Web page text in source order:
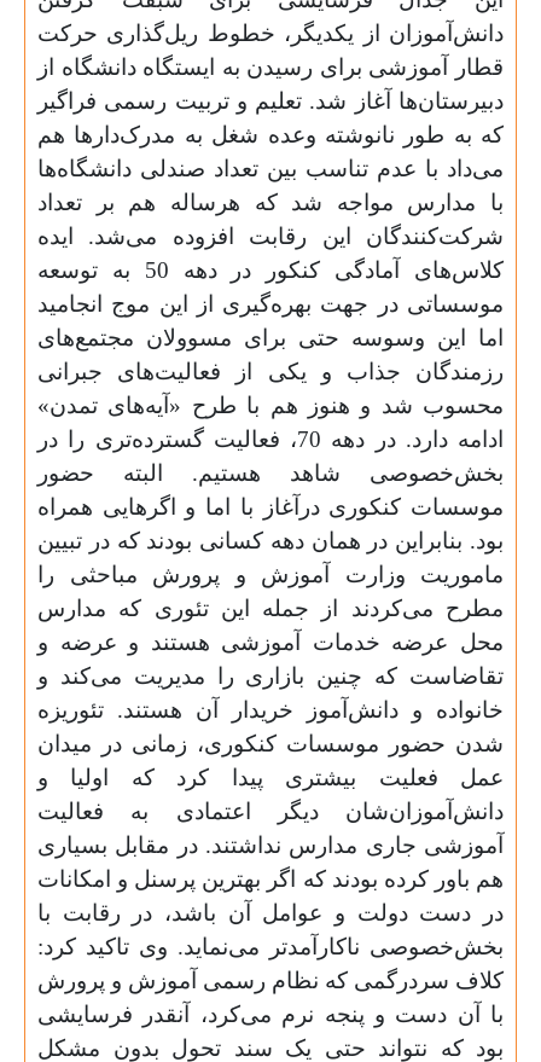
دانش‌آموزان از یکدیگر، خطوط ریل‌گذاری حرکت
قطار آموزشی برای رسیدن به ایستگاه دانشگاه از
دبیرستان‌ها آغاز شد. تعلیم و تربیت رسمی فراگیر
که به طور نانوشته وعده شغل به مدرک‌دارها هم
می‌داد با عدم تناسب بین تعداد صندلی دانشگاه‌ها
با مدارس مواجه شد که هرساله هم بر تعداد
شرکت‌کنندگان این رقابت افزوده می‌شد. ایده
کلاس‌های آمادگی کنکور در دهه 50 به توسعه
موسساتی در جهت بهره‌گیری از این موج انجامید‌
اما این وسوسه حتی برای مسوولان مجتمع‌های
رزمندگان جذاب و یکی از فعالیت‌های جبرانی
محسوب شد و هنوز هم با طرح «آیه‌های تمدن»
ادامه دارد. در دهه 70، فعالیت گسترده‌تری را در
بخش‌خصوصی شاهد هستیم. البته حضور
موسسات کنکوری درآغاز با اما و اگرهایی همراه
بود. بنابراین در همان دهه کسانی بودند که در تبیین
ماموریت وزارت آموزش و پرورش مباحثی را
مطرح می‌کردند‌ از جمله این تئوری که مدارس
محل عرضه خدمات آموزشی هستند و عرضه و
تقاضاست که چنین بازاری را مدیریت می‌کند و
خانواده و دانش‌آموز خریدار آن هستند. تئوریزه
شدن حضور موسسات کنکوری، زمانی در میدان
عمل‌ فعلیت بیشتری پیدا کرد که اولیا و
دانش‌آموزان‌شان دیگر اعتمادی به فعالیت
آموزشی جاری مدارس نداشتند. در مقابل بسیاری
هم باور کرده بودند که اگر بهترین پرسنل و امکانات
در دست دولت و عوامل آن باشد، در رقابت با
بخش‌خصوصی ناکارآمدتر می‌نماید. وی تاکید کرد:
کلاف سردرگمی که نظام رسمی آموزش و پرورش
با آن دست و پنجه نرم می‌کرد، آنقدر فرسایشی
بود که نتواند حتی یک سند تحول بدون مشکل